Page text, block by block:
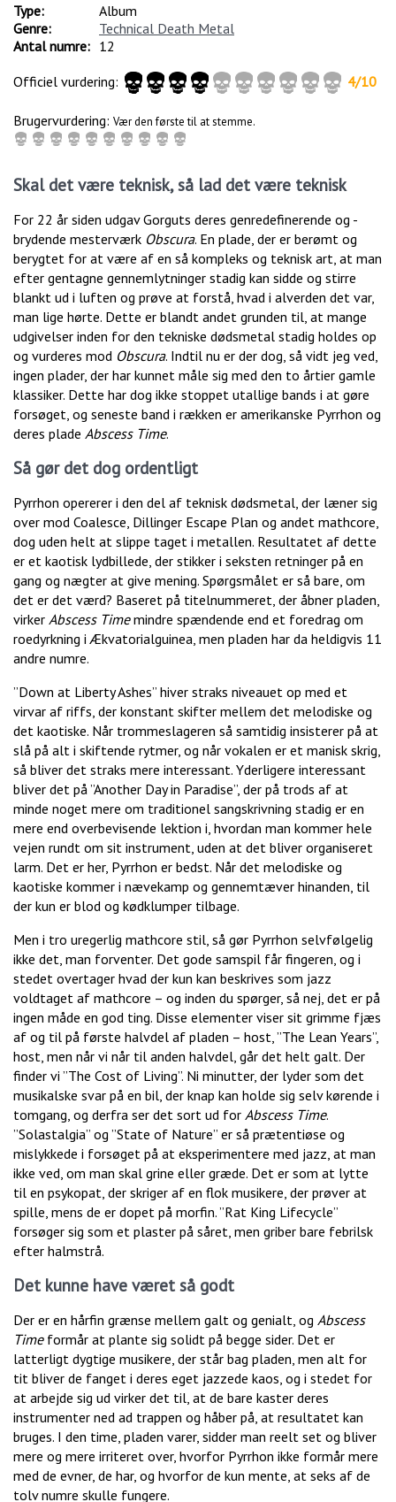
Type:
Album
Genre:
Technical Death Metal
Antal numre: 12
Officiel vurdering:
4/10
Brugervurdering: Vær den første til at stemme.
Skal det være teknisk, så lad det være teknisk
For 22 år siden udgav Gorguts deres genredefinerende og -
brydende mesterværk Obscura. En plade, der er berømt og
berygtet for at være af en så kompleks og teknisk art, at man
efter gentagne gennemlytninger stadig kan sidde og stirre
blankt ud i luften og prøve at forstå, hvad i alverden det var,
man lige hørte. Dette er blandt andet grunden til, at mange
udgivelser inden for den tekniske dødsmetal stadig holdes op
og vurderes mod Obscura. Indtil nu er der dog, så vidt jeg ved,
ingen plader, der har kunnet måle sig med den to årtier gamle
klassiker. Dette har dog ikke stoppet utallige bands i at gøre
forsøget, og seneste band i rækken er amerikanske Pyrrhon og
deres plade Abscess Time.
Så gør det dog ordentligt
Pyrrhon opererer i den del af teknisk dødsmetal, der læner sig
over mod Coalesce, Dillinger Escape Plan og andet mathcore,
dog uden helt at slippe taget i metallen. Resultatet af dette
er et kaotisk lydbillede, der stikker i seksten retninger på en
gang og nægter at give mening. Spørgsmålet er så bare, om
det er det værd? Baseret på titelnummeret, der åbner pladen,
virker Abscess Timemindre spændende end et foredrag om
roedyrkning i Ækvatorialguinea, men pladen har da heldigvis 11
andre numre.
”Down at Liberty Ashes” hiver straks niveauet op med et
virvar af riffs, der konstant skifter mellem det melodiske og
det kaotiske. Når trommeslageren så samtidig insisterer på at
slå på alt i skiftende rytmer, og når vokalen er et manisk skrig,
så bliver det straks mere interessant. Yderligere interessant
bliver det på ”Another Day in Paradise”, der på trods af at
minde noget mere om traditionel sangskrivning stadig er en
mere end overbevisende lektion i, hvordan man kommer hele
vejen rundt om sit instrument, uden at det bliver organiseret
larm. Det er her, Pyrrhon er bedst. Når det melodiske og
kaotiske kommer i nævekamp og gennemtæver hinanden, til
der kun er blod og kødklumper tilbage.
Men i tro uregerlig mathcore stil, så gør Pyrrhon selvfølgelig
ikke det, man forventer. Det gode samspil får fingeren, og i
stedet overtager hvad der kun kan beskrives som jazz
voldtaget af mathcore – og inden du spørger, så nej, det er på
ingen måde en god ting. Disse elementer viser sit grimme fjæs
af og til på første halvdel af pladen – host, ”The Lean Years”,
host, men når vi når til anden halvdel, går det helt galt. Der
finder vi ”The Cost of Living”. Ni minutter, der lyder som det
musikalske svar på en bil, der knap kan holde sig selv kørende i
tomgang, og derfra ser det sort ud for Abscess Time.
”Solastalgia” og ”State of Nature” er så prætentiøse og
mislykkede i forsøget på at eksperimentere med jazz, at man
ikke ved, om man skal grine eller græde. Det er som at lytte
til en psykopat, der skriger af en flok musikere, der prøver at
spille, mens de er dopet på morfin. ”Rat King Lifecycle”
forsøger sig som et plaster på såret, men griber bare febrilsk
efter halmstrå.
Det kunne have været så godt
Der er en hårfin grænse mellem galt og genialt, og Abscess
Timeformår at plante sig solidt på begge sider. Det er
latterligt dygtige musikere, der står bag pladen, men alt for
tit bliver de fanget i deres eget jazzede kaos, og i stedet for
at arbejde sig ud virker det til, at de bare kaster deres
instrumenter ned ad trappen og håber på, at resultatet kan
bruges. I den time, pladen varer, sidder man reelt set og bliver
mere og mere irriteret over, hvorfor Pyrrhon ikke formår mere
med de evner, de har, og hvorfor de kun mente, at seks af de
tolv numre skulle fungere.